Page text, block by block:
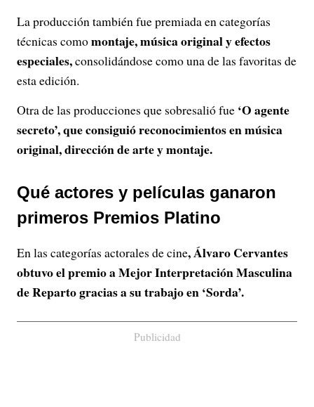
La producción también fue premiada en categorías
técnicas comomontaje, música original y efectos
especiales,consolidándose como una de las favoritas de
esta edición.
Otra de las producciones que sobresalió fue ‘O agente
secreto’, que consiguió reconocimientos en música
original, dirección de arte y montaje.
Qué actores y películas ganaron
primeros Premios Platino
En las categorías actorales de cine, Álvaro Cervantes
obtuvo el premio a Mejor Interpretación Masculina
de Reparto gracias a su trabajo en ‘Sorda’.
Publicidad